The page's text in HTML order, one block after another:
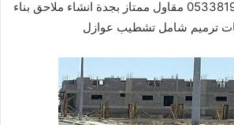
فخر الشرق جده 0533819888 مقاول ممتاز بجدة انشاء ملاحق بناء
ترميم شامل تشطيب عوازل